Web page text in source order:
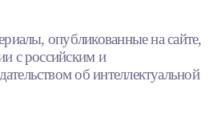
опубликованные на сайте,
с российским и
об интеллектуальной